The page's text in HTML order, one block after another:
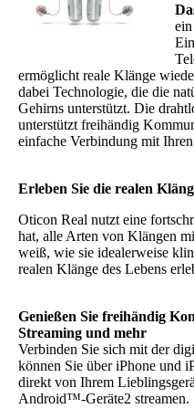
ermöglicht reale Klänge
dabei Technologie, die die
Gehirns unterstützt. Die
unterstützt freihändig
einfache Verbindung mit
Erleben Sie die realen
Oticon Real nutzt eine
hat, alle Arten von Klängen
weiß, wie sie idealerweise
realen Klänge des Lebens
Genießen Sie freihändig
Streaming und mehr
Verbinden Sie sich mit der
können Sie über iPhone und
direkt von Ihrem
Android™-Geräte2 streamen.